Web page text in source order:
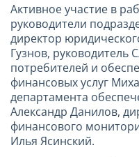
Активное участие в
руководители
директор
Гузнов,
потребителей и
финансовых услуг
департамента
Александр Данилов,
финансового
Илья Ясинский.